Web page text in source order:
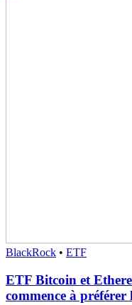
BlackRock • ETF
ETF Bitcoin et
commence à